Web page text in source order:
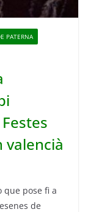
PATERNA
valencià
que pose fi a
de